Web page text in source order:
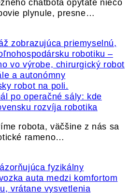
chatbota opýtate niečo
plynule, presne…
po operačné sály: kde
rozvíja robotika
robota, väčšine z nás sa
rameno…